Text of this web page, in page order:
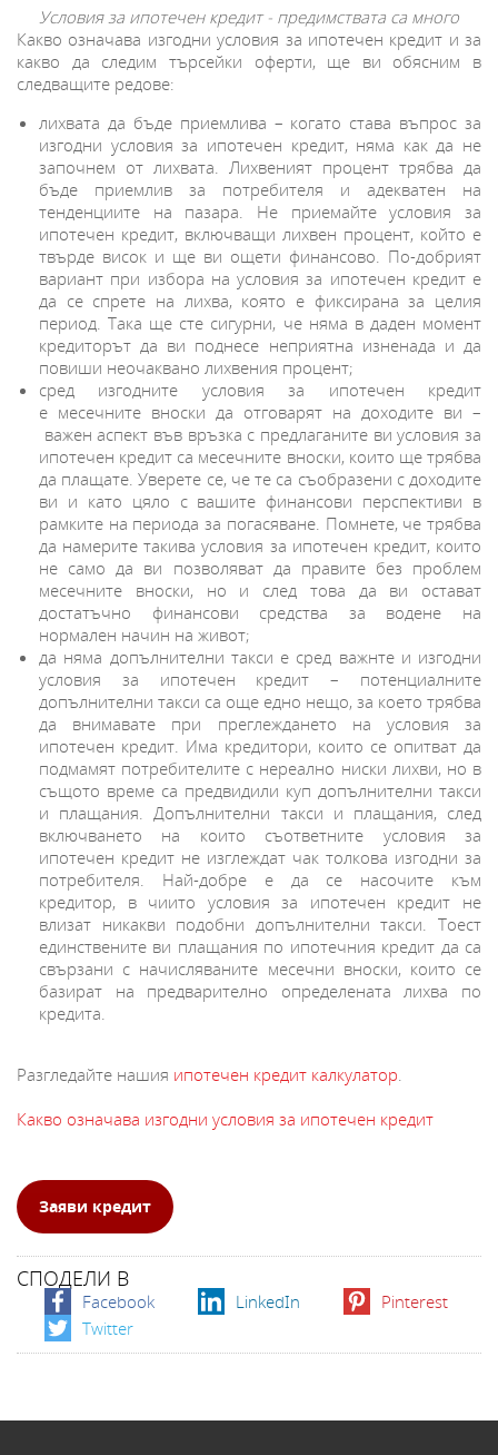
Условия за ипотечен кредит - предимствата са много
Какво означава изгодни условия за ипотечен кредит и за
какво да следим търсейки оферти, ще ви обясним в
следващите редове:
лихвата да бъде приемлива – когато става въпрос за
изгодни условия за ипотечен кредит, няма как да не
започнем от лихвата. Лихвеният процент трябва да
бъде приемлив за потребителя и адекватен на
тенденциите на пазара. Не приемайте условия за
ипотечен кредит, включващи лихвен процент, който е
твърде висок и ще ви ощети финансово. По-добрият
вариант при избора на условия за ипотечен кредит е
да се спрете на лихва, която е фиксирана за целия
период. Така ще сте сигурни, че няма в даден момент
кредиторът да ви поднесе неприятна изненада и да
повиши неочаквано лихвения процент;
сред изгодните условия за ипотечен кредит
е месечните вноски да отговарят на доходите ви –
важен аспект във връзка с предлаганите ви условия за
ипотечен кредит са месечните вноски, които ще трябва
да плащате. Уверете се, че те са съобразени с доходите
ви и като цяло с вашите финансови перспективи в
рамките на периода за погасяване. Помнете, че трябва
да намерите такива условия за ипотечен кредит, които
не само да ви позволяват да правите без проблем
месечните вноски, но и след това да ви остават
достатъчно финансови средства за водене на
нормален начин на живот;
да няма допълнителни такси е сред важнте и изгодни
условия за ипотечен кредит – потенциалните
допълнителни такси са още едно нещо, за което трябва
да внимавате при преглеждането на условия за
ипотечен кредит. Има кредитори, които се опитват да
подмамят потребителите с нереално ниски лихви, но в
същото време са предвидили куп допълнителни такси
и плащания. Допълнителни такси и плащания, след
включването на които съответните условия за
ипотечен кредит не изглеждат чак толкова изгодни за
потребителя. Най-добре е да се насочите към
кредитор, в чиито условия за ипотечен кредит не
влизат никакви подобни допълнителни такси. Тоест
единствените ви плащания по ипотечния кредит да са
свързани с начисляваните месечни вноски, които се
базират на предварително определената лихва по
кредита.
Разгледайте нашия ипотечен кредит калкулатор.
Какво означава изгодни условия за ипотечен кредит
Заяви кредит
СПОДЕЛИ В
Facebook LinkedIn
Pinterest
Twitter